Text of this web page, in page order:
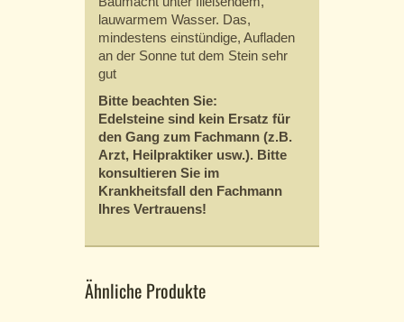
lauwarmem Wasser. Das,
mindestens einstündige, Aufladen
an der Sonne tut dem Stein sehr
gut
Bitte beachten Sie:
Edelsteine sind kein Ersatz für
den Gang zum Fachmann (z.B.
Arzt, Heilpraktiker usw.). Bitte
konsultieren Sie im
Krankheitsfall den Fachmann
Ihres Vertrauens!
Ähnliche Produkte